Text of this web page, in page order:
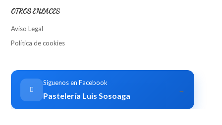
OTROS ENLACES
Aviso Legal
Política de cookies
Síguenos en Facebook
Pastelería Luis Sosoaga
→